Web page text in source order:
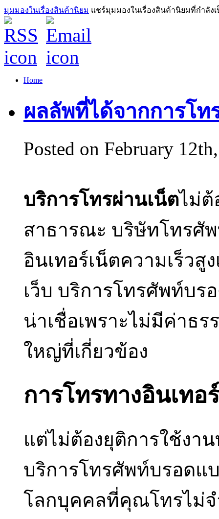
มุมมองในเรื่องสินค้านิยม แชร์มุมมองในเรื่องสินค้านิยมที่กำลัง
Home
ผลลัพที่ได้จากการโ
Posted on February
บริการโทรผ่านเน็ตไม่ต้
สาธารณะ บริษัทโทรศั
อินเทอร์เน็ตความเร็วสู
เว็บ บริการโทรศัพท์บ
น่าเชื่อเพราะไม่มีค่าธ
ใหญ่ที่เกี่ยวข้อง
การโทรทางอินเทอ
แต่ไม่ต้องยุติการใช้งา
บริการโทรศัพท์บรอดแ
โลกบุคคลที่คุณโทรไม่จ